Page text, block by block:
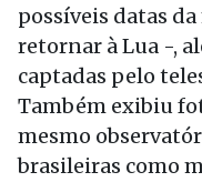
possíveis datas
retornar à Lua -,
captadas pelo
Também exibiu
mesmo
brasileiras como